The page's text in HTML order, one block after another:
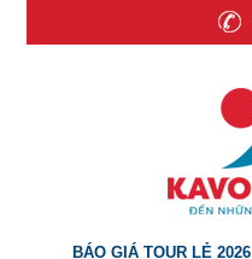
BÁO GIÁ TOUR LẺ 2026